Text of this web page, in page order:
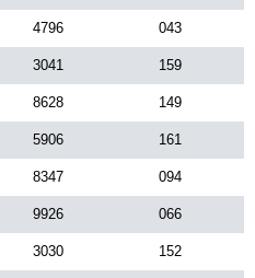
4796 043
3041 159
8628 149
5906 161
8347 094
9926 066
3030 152